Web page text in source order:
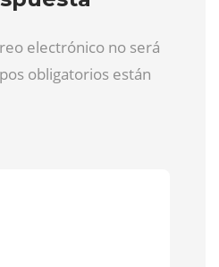
electrónico no será
obligatorios están